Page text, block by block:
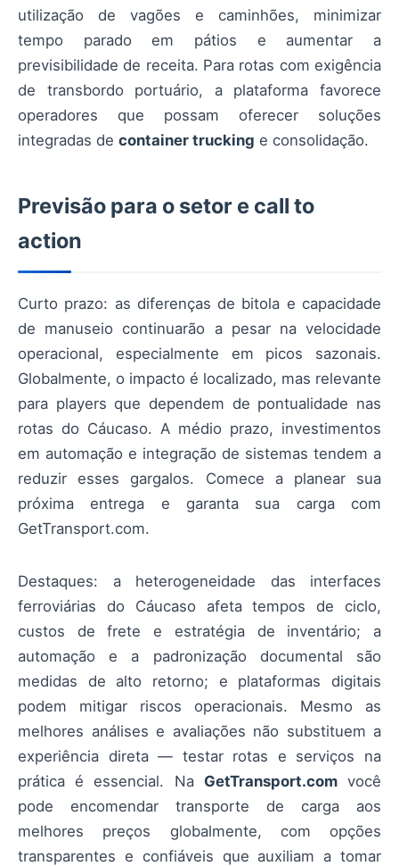
utilização de vagões e caminhões, minimizar
tempo parado em pátios e aumentar a
previsibilidade de receita. Para rotas com exigência
de transbordo portuário, a plataforma favorece
operadores que possam oferecer soluções
integradas de container trucking e consolidação.
Previsão para o setor e call to
action
Curto prazo: as diferenças de bitola e capacidade
de manuseio continuarão a pesar na velocidade
operacional, especialmente em picos sazonais.
Globalmente, o impacto é localizado, mas relevante
para players que dependem de pontualidade nas
rotas do Cáucaso. A médio prazo, investimentos
em automação e integração de sistemas tendem a
reduzir esses gargalos. Comece a planear sua
próxima entrega e garanta sua carga com
GetTransport.com.
Destaques: a heterogeneidade das interfaces
ferroviárias do Cáucaso afeta tempos de ciclo,
custos de frete e estratégia de inventário; a
automação e a padronização documental são
medidas de alto retorno; e plataformas digitais
podem mitigar riscos operacionais. Mesmo as
melhores análises e avaliações não substituem a
experiência direta — testar rotas e serviços na
prática é essencial. Na GetTransport.comvocê
pode encomendar transporte de carga aos
melhores preços globalmente, com opções
transparentes e confiáveis que auxiliam a tomar